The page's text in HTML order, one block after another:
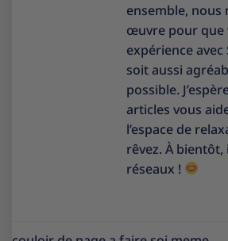
ensemble,
œuvre pour que
expérience avec
soit aussi
possible.
articles vous
l’espace de
rêvez. À
réseaux !